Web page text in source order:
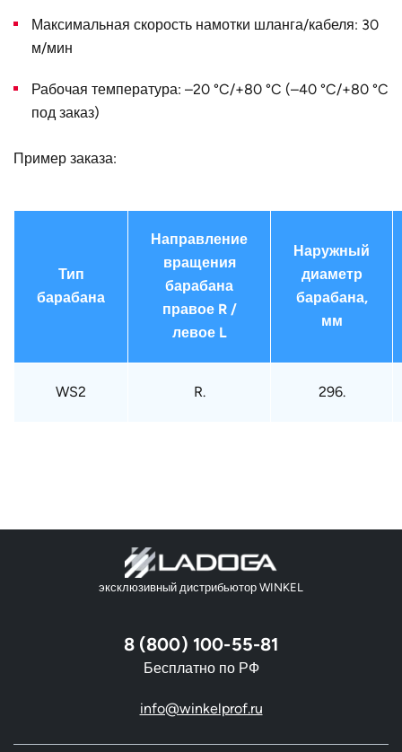
диаметр D, мм
Максимальная скорость намотки шланга/кабеля: 30
м/мин
Рабочая температура: –20 °C/+80 °C (–40 °C/+80 °C
под заказ)
Пример заказа:
Тип
барабана
Направление
вращения
барабана
правое R /
левое L
Наружный
диаметр
барабана,
мм
WS2 R. 296.
эксклюзивный дистрибьютор WINKEL
8 (800) 100-55-81
Бесплатно по РФ
info@winkelprof.ru